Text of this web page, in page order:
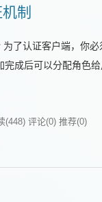
制
了认证客户端，你
成后可以分配角色
(448) 评论(0) 推荐(0)